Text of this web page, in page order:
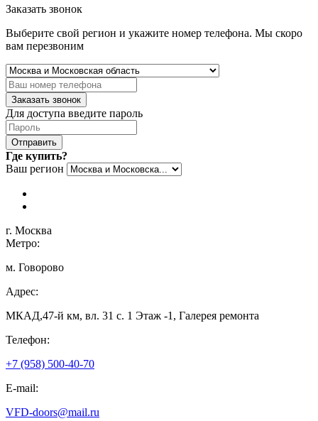
Заказать звонок
Выберите свой регион и укажите номер телефона. Мы скоро
вам перезвоним
Заказать звонок
Для доступа введите пароль
Отправить
Где купить?
Ваш регион
г. Москва
Метро:
м. Говорово
Адрес:
МКАД,47-й км, вл. 31 с. 1 Этаж -1, Галерея ремонта
Телефон:
+7 (958) 500-40-70
E-mail:
VFD-doors@mail.ru